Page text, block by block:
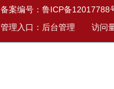
备案编号： 鲁ICP备12017788
管理入口： 后台管理 访问量